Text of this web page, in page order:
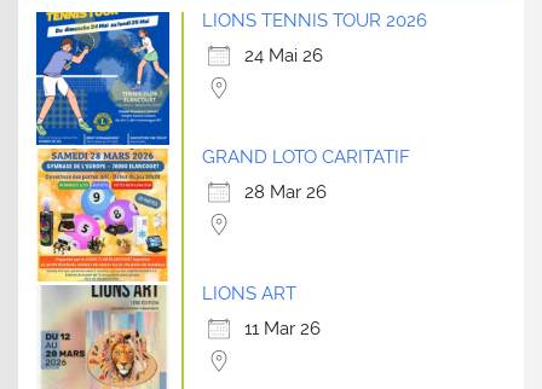
LIONS TENNIS TOUR 2026
24 Mai 26
GRAND LOTO CARITATIF
28 Mar 26
LIONS ART
11 Mar 26